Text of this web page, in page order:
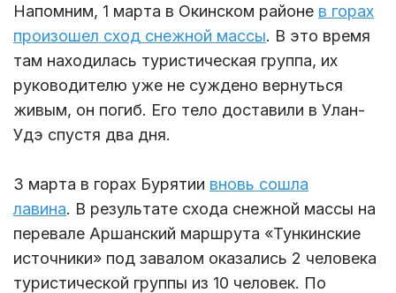
Напомним, 1 марта в Окинском районе в горах
произошел сход снежной массы. В это время
там находилась туристическая группа, их
руководителю уже не суждено вернуться
живым, он погиб. Его тело доставили в Улан-
Удэ спустя два дня.
3 марта в горах Бурятии вновь сошла
лавина. В результате схода снежной массы на
перевале Аршанский маршрута «Тункинские
источники» под завалом оказались 2 человека
туристической группы из 10 человек. По